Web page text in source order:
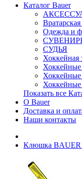
Каталог Bauer
Одежда и
СУДЬЯ
Хоккейная
Хоккейные
Показать все
О Bauer
Доставка и
Наши контакты
Клюшка BAUER